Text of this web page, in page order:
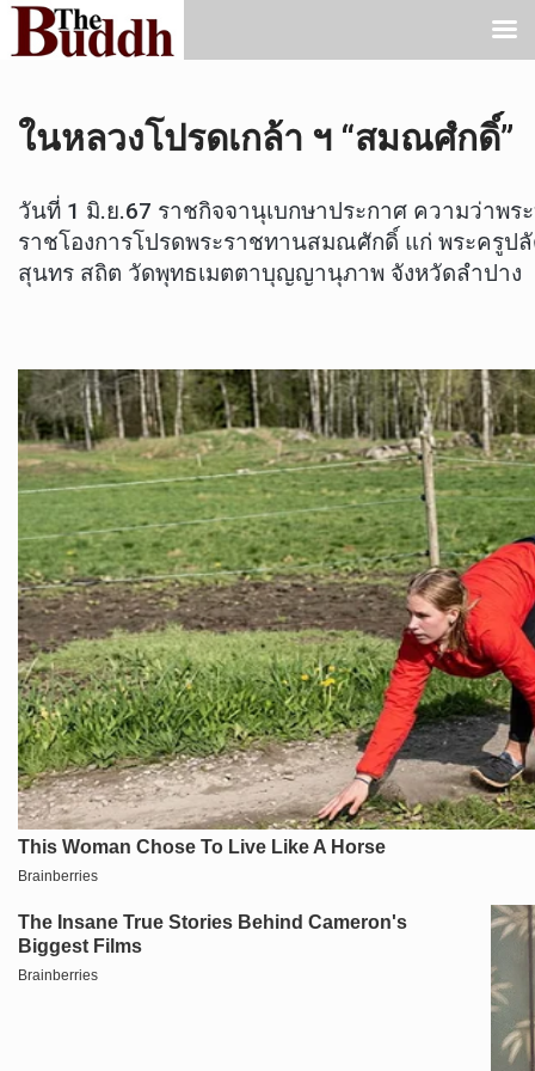
ในหลวงโปรดเกล้า ฯ “สมณศํกดิ์”
วันที่ 1 มิ.ย.67 ราชกิจจานุเบกษาประกาศ ความว่าพร
ราชโองการโปรดพระราชทานสมณศักดิ์ แก่ พระครู
สุนทร สถิต วัดพุทธเมตตาบุญญานุภาพ จังหวัดลำปาง